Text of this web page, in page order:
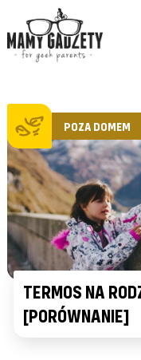
POZA DOMEM
TERMOS NA
[PORÓWNANIE]